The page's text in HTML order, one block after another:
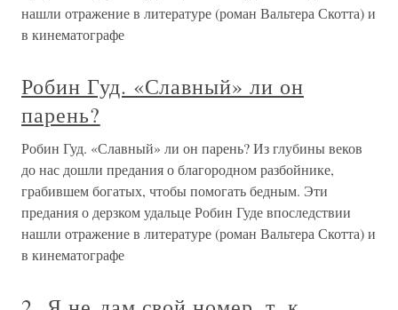
нашли отражение в литературе (роман Вальтера Скотта) и
в кинематографе
Робин Гуд. «Славный» ли он
парень?
Робин Гуд. «Славный» ли он парень? Из глубины веков
до нас дошли предания о благородном разбойнике,
грабившем богатых, чтобы помогать бедным. Эти
предания о дерзком удальце Робин Гуде впоследствии
нашли отражение в литературе (роман Вальтера Скотта) и
в кинематографе